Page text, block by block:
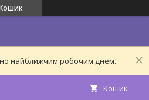
найближчим робочим днем.
Кошик